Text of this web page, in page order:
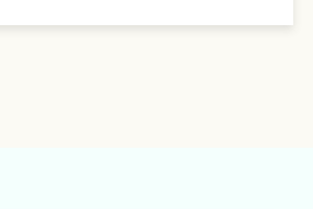
Language）編～